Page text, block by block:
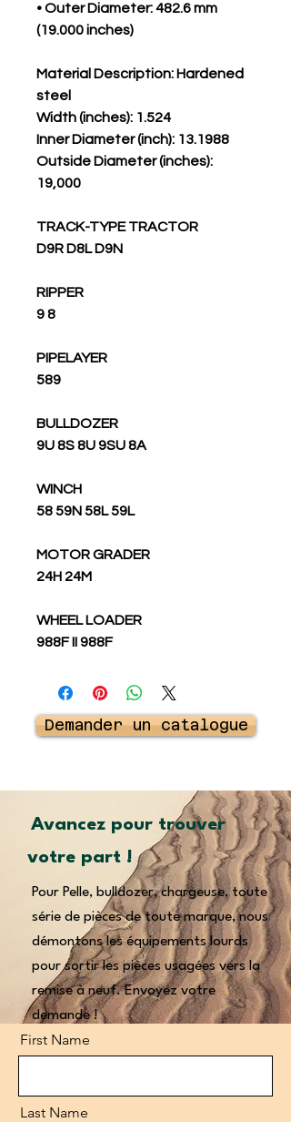
• Outer Diameter: 482.6 mm
(19.000 inches)
Material Description: Hardened
steel
Width (inches): 1.524
Inner Diameter (inch): 13.1988
Outside Diameter (inches):
19,000
TRACK-TYPE TRACTOR
D9R D8L D9N
RIPPER
9 8
PIPELAYER
589
BULLDOZER
9U 8S 8U 9SU 8A
WINCH
58 59N 58L 59L
MOTOR GRADER
24H 24M
WHEEL LOADER
988F II 988F
Demander un catalogue
Avancez pour trouver
votre part !
Pour Pelle, bulldozer, chargeuse, toute
série de pièces de toute marque, nous
démontons les équipements lourds
pour sortir les pièces usagées vers la
remise à neuf. Envoyez votre
demande !
First Name
Last Name